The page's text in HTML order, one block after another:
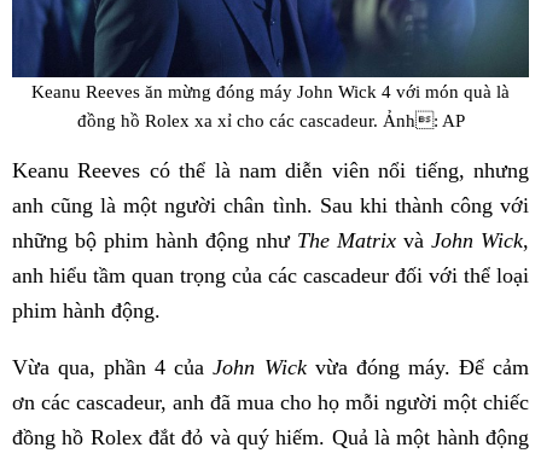
Keanu Reeves ăn mừng đóng máy John Wick 4 với món quà là
đồng hồ Rolex xa xỉ cho các cascadeur. Ảnh: AP
Keanu Reeves có thể là nam diễn viên nổi tiếng, nhưng
anh cũng là một người chân tình. Sau khi thành công với
những bộ phim hành động như The Matrix và John Wick,
anh hiểu tầm quan trọng của các cascadeur đối với thể loại
phim hành động.
Vừa qua, phần 4 của John Wickvừa đóng máy. Để cảm
ơn các cascadeur, anh đã mua cho họ mỗi người một chiếc
đồng hồ Rolex đắt đỏ và quý hiếm. Quả là một hành động